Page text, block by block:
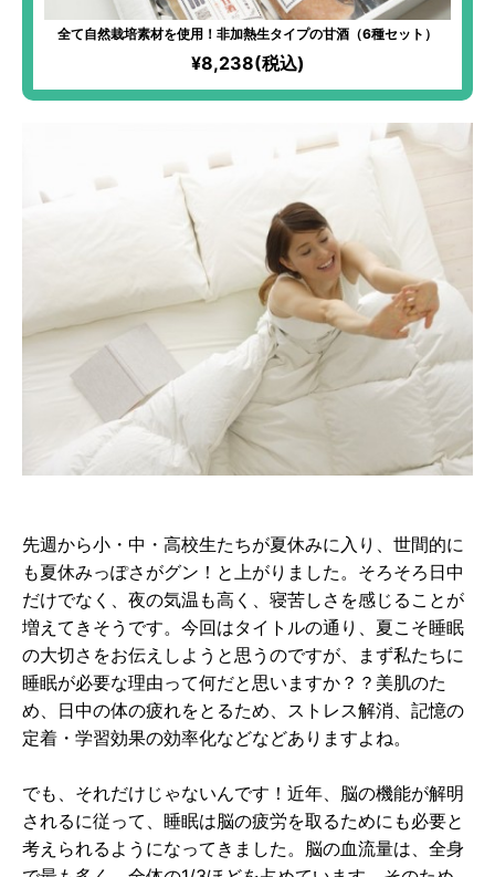
全て自然栽培素材を使用！非加熱生タイプの甘酒（6種セット）
¥8,238(税込)
先週から小・中・高校生たちが夏休みに入り、世間的に
も夏休みっぽさがグン！と上がりました。そろそろ日中
だけでなく、夜の気温も高く、寝苦しさを感じることが
増えてきそうです。今回はタイトルの通り、夏こそ睡眠
の大切さをお伝えしようと思うのですが、まず私たちに
睡眠が必要な理由って何だと思いますか？？美肌のた
め、日中の体の疲れをとるため、ストレス解消、記憶の
定着・学習効果の効率化などなどありますよね。
でも、それだけじゃないんです！近年、脳の機能が解明
されるに従って、睡眠は脳の疲労を取るためにも必要と
考えられるようになってきました。脳の血流量は、全身